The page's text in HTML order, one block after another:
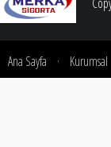
Ana Sayfa · Kurumsal